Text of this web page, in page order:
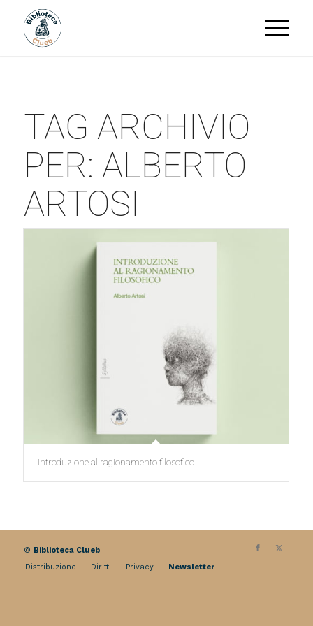
TAG ARCHIVIO
PER: ALBERTO
ARTOSI
Introduzione al ragionamento filosofico
© Biblioteca Clueb
Distribuzione
Diritti Privacy Newsletter